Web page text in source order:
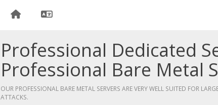
Professional Dedicated
Professional Bare Metal
OUR PROFESSIONAL BARE METAL SERVERS ARE VERY WELL SUITED FOR
ATTACKS.